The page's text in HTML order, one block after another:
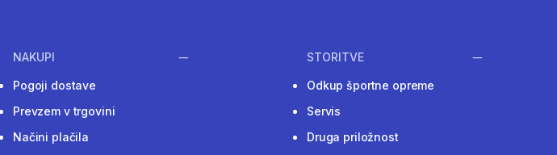
NAKUPI
Pogoji dostave
Prevzem v trgovini
Načini plačila
STORITVE
Odkup športne opreme
Servis
Druga priložnost